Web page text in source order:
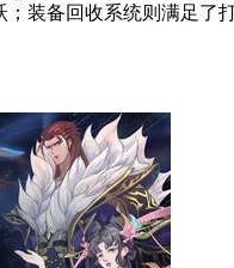
装备回收系统则满足了